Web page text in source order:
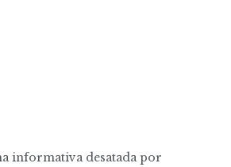
informativa desatada por